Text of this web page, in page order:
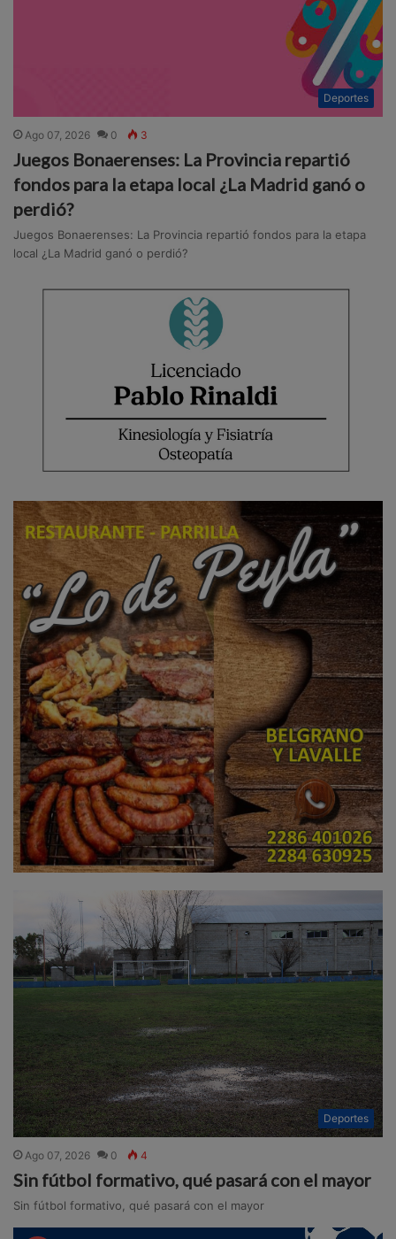
Deportes
Ago 07, 2026 0 3
Juegos Bonaerenses: La Provincia repartió
fondos para la etapa local ¿La Madrid ganó o
perdió?
Juegos Bonaerenses: La Provincia repartió fondos para la etapa
local ¿La Madrid ganó o perdió?
Deportes
Ago 07, 2026 0 4
Sin fútbol formativo, qué pasará con el mayor
Sin fútbol formativo, qué pasará con el mayor